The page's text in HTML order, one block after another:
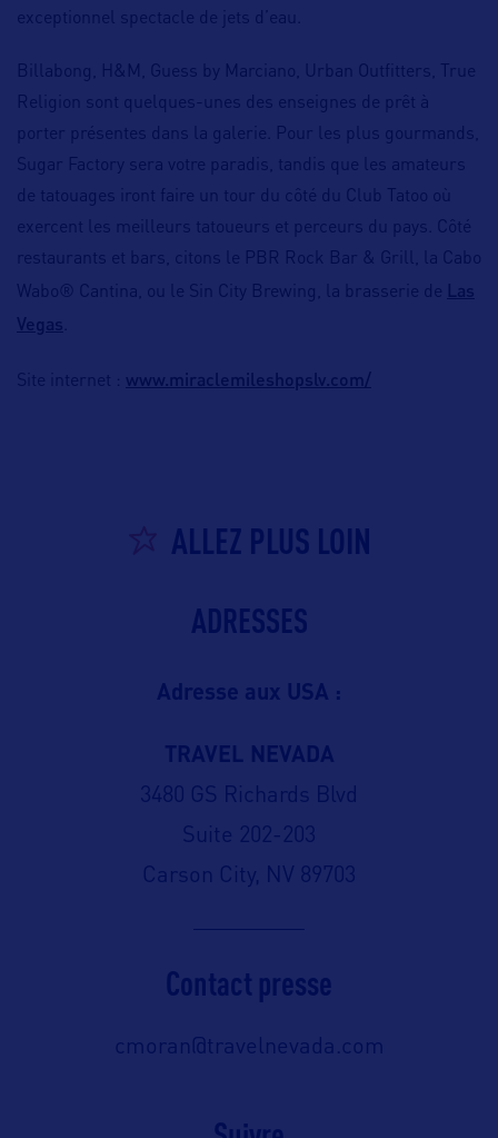
exceptionnel spectacle de jets d’eau.
Billabong, H&M, Guess by Marciano, Urban Outfitters, True
Religion sont quelques-unes des enseignes de prêt à
porter présentes dans la galerie. Pour les plus gourmands,
Sugar Factory sera votre paradis, tandis que les amateurs
de tatouages iront faire un tour du côté du Club Tatoo où
exercent les meilleurs tatoueurs et perceurs du pays. Côté
restaurants et bars, citons le PBR Rock Bar & Grill, la Cabo
Wabo® Cantina, ou le Sin City Brewing, la brasserie de Las
Vegas
Site internet : www.miraclemileshopslv.com/
ALLEZ PLUS LOIN
ADRESSES
Adresse aux USA :
TRAVEL NEVADA
3480 GS Richards Blvd
Suite 202-203
Carson City, NV 89703
Contact presse
cmoran@travelnevada.com